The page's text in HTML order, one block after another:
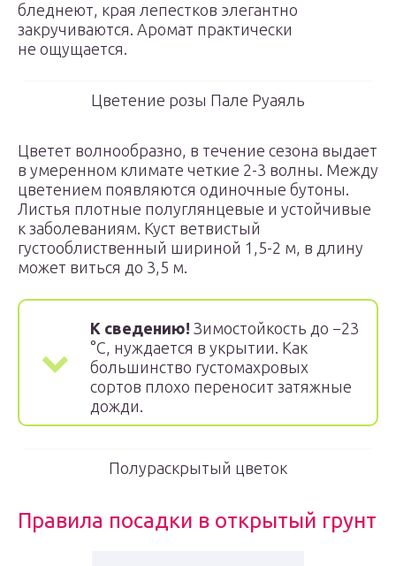
бледнеют, края лепестков элегантно
закручиваются. Аромат практически
не ощущается.
Цветение розы Пале Руаяль
Цветет волнообразно, в течение сезона выдает
в умеренном климате четкие 2-3 волны. Между
цветением появляются одиночные бутоны.
Листья плотные полуглянцевые и устойчивые
к заболеваниям. Куст ветвистый
густооблиственный шириной 1,5-2 м, в длину
может виться до 3,5 м.
К сведению! Зимостойкость до −23
°С, нуждается в укрытии. Как
большинство густомахровых
сортов плохо переносит затяжные
дожди.
Полураскрытый цветок
Правила посадки в открытый грунт